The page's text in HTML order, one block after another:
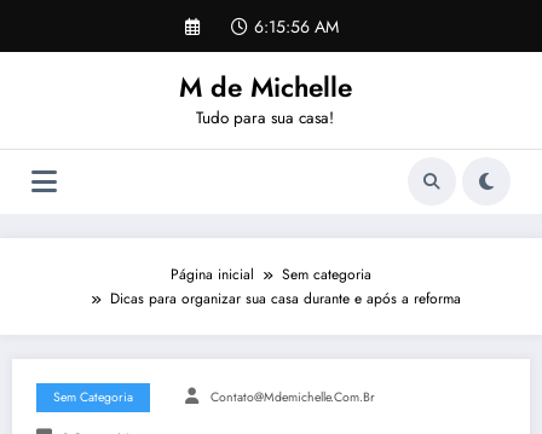
o
6:15:57 AM
M de Michelle
Tudo para sua casa!
Página inicial
Sem categoria
Dicas para organizar sua casa durante e após a reforma
Sem Categoria Contato@mdemichelle.com.br